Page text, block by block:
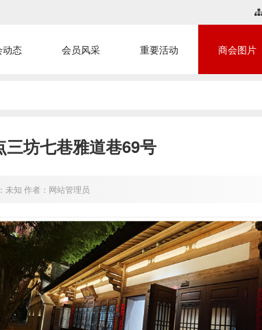
商会图片
重要活动
会员风采
动态
坊七巷雅道巷69号
未知 作者：网站管理员